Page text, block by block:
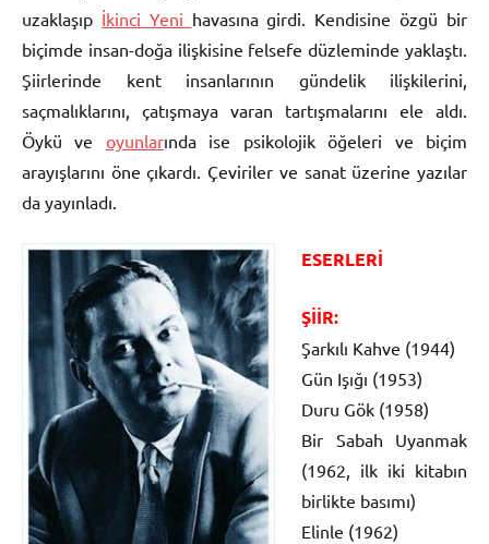
uzaklaşıp İkinci Yeni havasına girdi. Kendisine özgü bir
biçimde insan-doğa ilişkisine felsefe düzleminde yaklaştı.
Şiirlerinde kent insanlarının gündelik ilişkilerini,
saçmalıklarını, çatışmaya varan tartışmalarını ele aldı.
Öykü ve oyunlarında ise psikolojik öğeleri ve biçim
arayışlarını öne çıkardı. Çeviriler ve sanat üzerine yazılar
da yayınladı.
ESERLERİ
ŞİİR:
Şarkılı Kahve (1944)
Gün Işığı (1953)
Duru Gök (1958)
Bir Sabah Uyanmak
(1962, ilk iki kitabın
birlikte basımı)
Elinle (1962)